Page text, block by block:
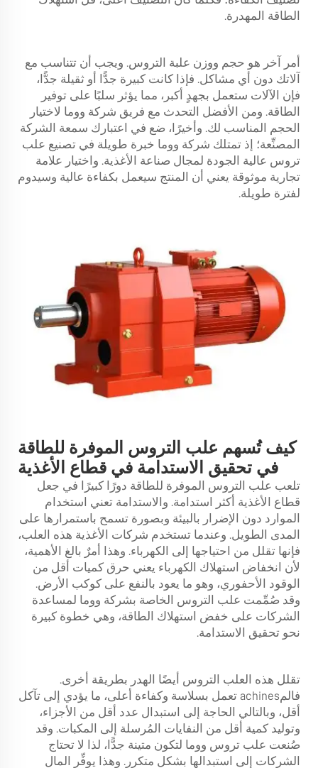
الطاقة المهدرة.
أمر آخر هو حجم ووزن علبة التروس. ويجب أن تتناسب مع
آلاتك دون أي مشاكل. فإذا كانت كبيرة جدًّا أو ثقيلة جدًّا،
فإن الآلات ستعمل بجهدٍ أكبر، مما يؤثر سلبًا على توفير
الطاقة. ومن الأفضل التحدث مع فريق شركة ووما لاختيار
الحجم المناسب لك. وأخيرًا، ضع في اعتبارك سمعة الشركة
المصنِّعة؛ إذ تمتلك شركة ووما خبرة طويلة في تصنيع علب
تروس عالية الجودة لمجال صناعة الأغذية. واختيار علامة
تجارية موثوقة يعني أن المنتج سيعمل بكفاءة عالية وسيدوم
لفترة طويلة.
كيف تُسهم علب التروس الموفرة للطاقة
في تحقيق الاستدامة في قطاع الأغذية
تلعب علب التروس الموفرة للطاقة دورًا كبيرًا في جعل
قطاع الأغذية أكثر استدامة. والاستدامة تعني استخدام
الموارد دون الإضرار بالبيئة وبصورة تسمح باستمرارها على
المدى الطويل. وعندما تستخدم شركات الأغذية هذه العلب،
فإنها تقلل من احتياجها إلى الكهرباء. وهذا أمرٌ بالغ الأهمية،
لأن انخفاض استهلاك الكهرباء يعني حرق كميات أقل من
الوقود الأحفوري، وهو ما يعود بالنفع على كوكب الأرض.
وقد صُمِّمت علب التروس الخاصة بشركة ووما لمساعدة
الشركات على خفض استهلاك الطاقة، وهي خطوة كبيرة
نحو تحقيق الاستدامة.
تقلل هذه العلب التروس أيضًا الهدر بطريقة أخرى.
فالمachines تعمل بسلاسة وكفاءة أعلى، ما يؤدي إلى تآكل
أقل، وبالتالي الحاجة إلى استبدال عدد أقل من الأجزاء،
وتوليد كمية أقل من النفايات المُرسلة إلى المكبات. وقد
صُنعت علب تروس ووما لتكون متينة جدًّا، لذا لا تحتاج
الشركات إلى استبدالها بشكل متكرر. وهذا يوفِّر المال